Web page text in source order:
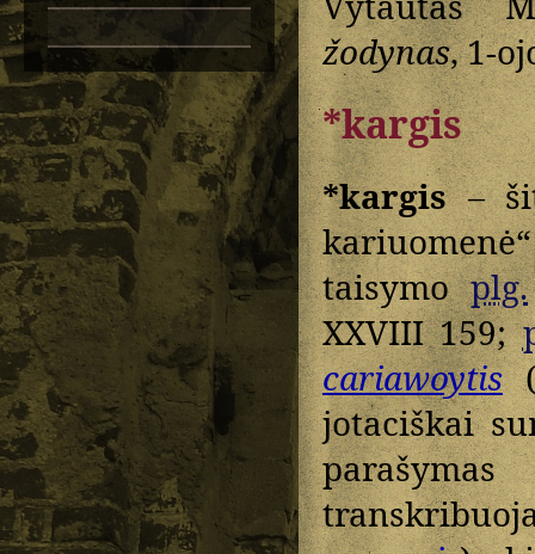
žodynas, 1-
*kargis
*kargis–
taisymoplg.
XXVIII 159;
cariawoytis
jotaciškai